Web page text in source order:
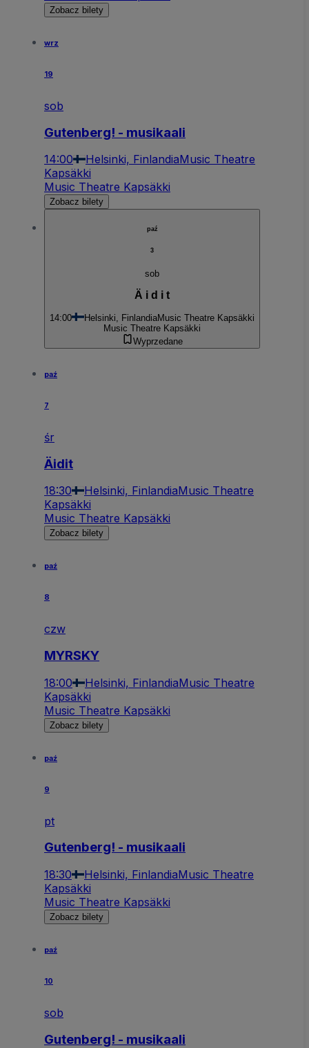
Zobacz bilety
wrz
19
sob
Gutenberg! - musikaali
14:00 Helsinki, FinlandiaMusic Theatre
Kapsäkki
Music Theatre Kapsäkki
Zobacz bilety
paź
3
sob
Ä i d i t
14:00 Helsinki, FinlandiaMusic Theatre Kapsäkki
Music Theatre Kapsäkki
Wyprzedane
paź
7
śr
Äidit
18:30 Helsinki, FinlandiaMusic Theatre
Kapsäkki
Music Theatre Kapsäkki
Zobacz bilety
paź
8
czw
MYRSKY
18:00 Helsinki, FinlandiaMusic Theatre
Kapsäkki
Music Theatre Kapsäkki
Zobacz bilety
paź
9
pt
Gutenberg! - musikaali
18:30 Helsinki, FinlandiaMusic Theatre
Kapsäkki
Music Theatre Kapsäkki
Zobacz bilety
paź
10
sob
Gutenberg! - musikaali